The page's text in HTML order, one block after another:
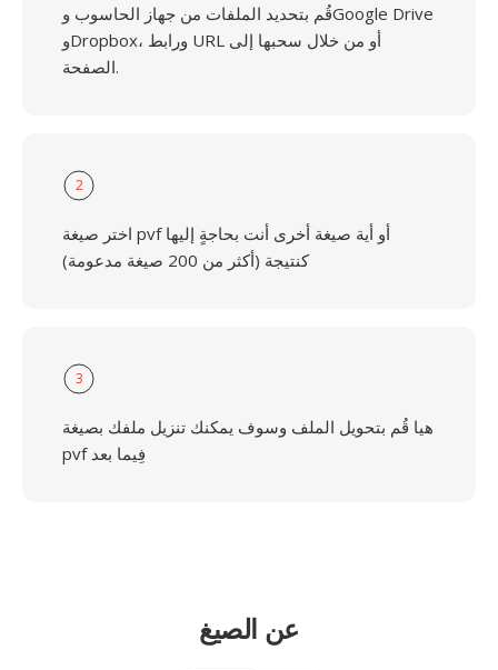
قُم بتحديد الملفات من جهاز الحاسوب وGoogle Drive
وDropbox، ورابط URL أو من خلال سحبها إلى
الصفحة.
2
اختر صيغة pvf أو أية صيغة أخرى أنت بحاجةٍ إليها
كنتيجة (أكثر من 200 صيغة مدعومة)
3
هيا قُم بتحويل الملف وسوف يمكنك تنزيل ملفك بصيغة
pvf فِيما بعد
عن الصيغ